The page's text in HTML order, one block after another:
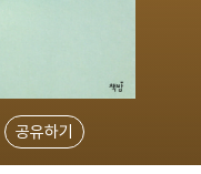
공유하기